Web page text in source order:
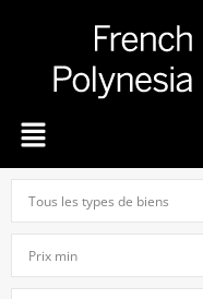
Tous les types de biens
Prix min